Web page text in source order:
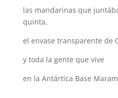
las mandarinas que
quinta,
el envase transparente de
y toda la gente que vive
en la Antártica Base